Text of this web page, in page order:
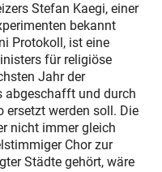
Stefan Kaegi, einer
bekannt
Protokoll, ist eine
für religiöse
Jahr der
abgeschafft und durch
ersetzt werden soll. Die
nicht immer gleich
Chor zur
Städte gehört, wäre